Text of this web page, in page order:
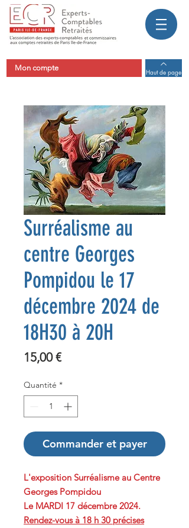
Mon compte Haut de page
Surréalisme au
centre Georges
Pompidou le 17
décembre 2024 de
18H30 à 20H
15,00 €Prix
Quantité *
Commander et payer
L'exposition Surréalisme au Centre
Georges Pompidou
Le MARDI 17 décembre 2024.
Rendez-vous à 18 h 30 précises